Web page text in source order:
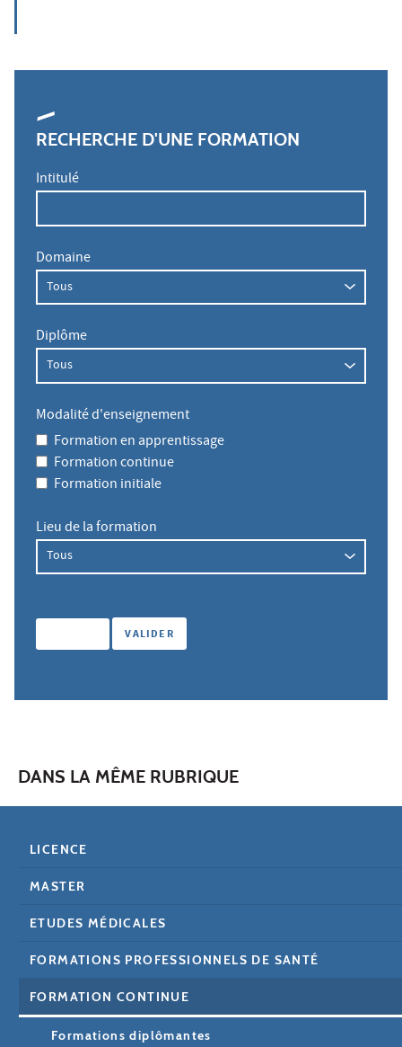
RECHERCHE D'UNE FORMATION
Intitulé
Domaine
Diplôme
Modalité d'enseignement
Formation en apprentissage
Formation continue
Formation initiale
Lieu de la formation
DANS LA MÊME RUBRIQUE
LICENCE
MASTER
ETUDES MÉDICALES
FORMATIONS PROFESSIONNELS DE SANTÉ
FORMATION CONTINUE
Formations diplômantes